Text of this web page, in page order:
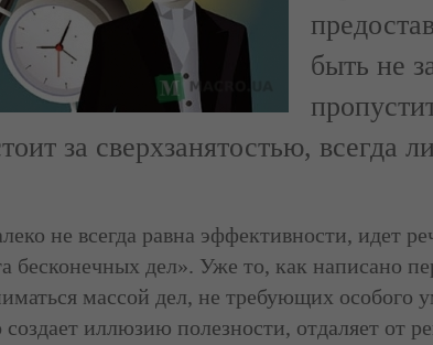
быть не
за сверхзанятостью, всегда
не всегда равна эффективности, идет
бесконечных дел». Уже то, как написано
массой дел, не требующих особого
иллюзию полезности, отдаляет от